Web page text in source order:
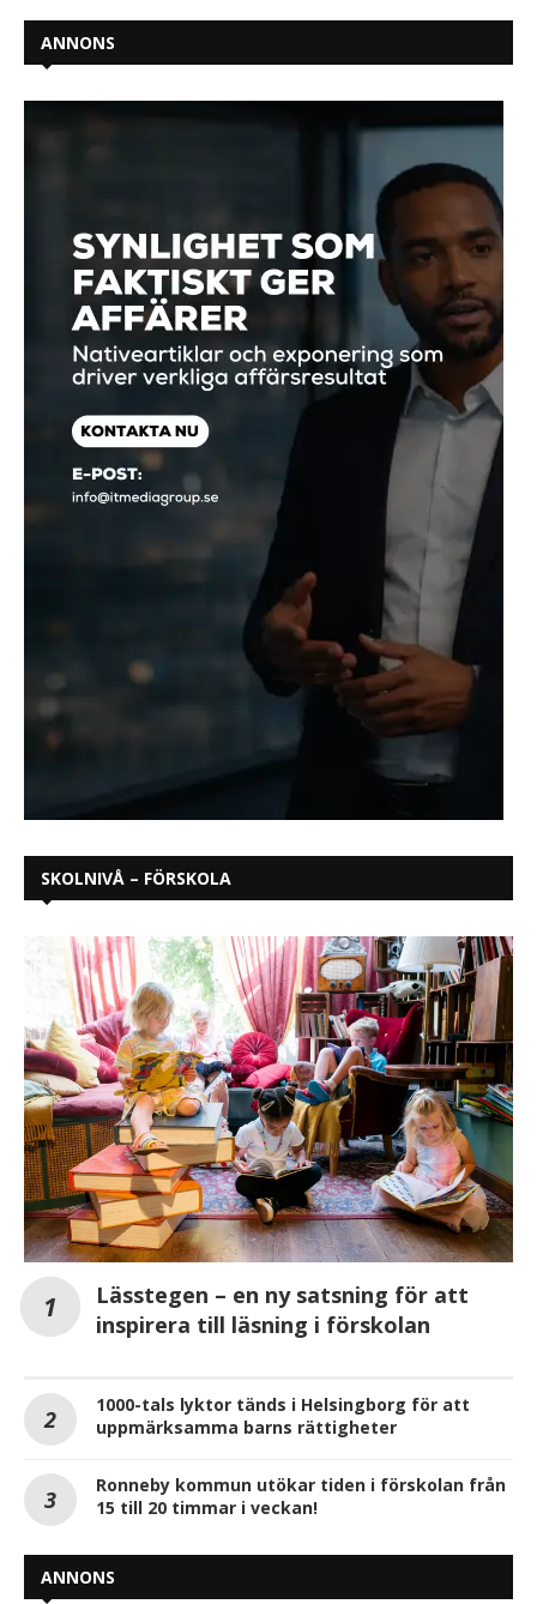
ANNONS
SKOLNIVÅ – FÖRSKOLA
Lässtegen – en ny satsning för att
inspirera till läsning i förskolan
1000-tals lyktor tänds i Helsingborg för att
uppmärksamma barns rättigheter
Ronneby kommun utökar tiden i förskolan från
15 till 20 timmar i veckan!
ANNONS